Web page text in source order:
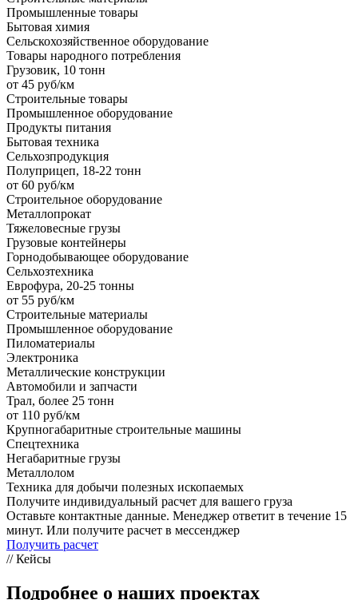
Промышленные товары
Бытовая химия
Сельскохозяйственное оборудование
Товары народного потребления
Грузовик, 10 тонн
от 45 руб/км
Строительные товары
Промышленное оборудование
Продукты питания
Бытовая техника
Сельхозпродукция
Полуприцеп, 18-22 тонн
от 60 руб/км
Строительное оборудование
Металлопрокат
Тяжеловесные грузы
Грузовые контейнеры
Горнодобывающее оборудование
Сельхозтехника
Еврофура, 20-25 тонны
от 55 руб/км
Строительные материалы
Промышленное оборудование
Пиломатериалы
Электроника
Металлические конструкции
Автомобили и запчасти
Трал, более 25 тонн
от 110 руб/км
Крупногабаритные строительные машины
Спецтехника
Негабаритные грузы
Металлолом
Техника для добычи полезных ископаемых
Получите индивидуальный расчет для вашего груза
Оставьте контактные данные. Менеджер ответит в течение 15
минут. Или получите расчет в мессенджер
Получить расчет
// Кейсы
Подробнее о наших проектах